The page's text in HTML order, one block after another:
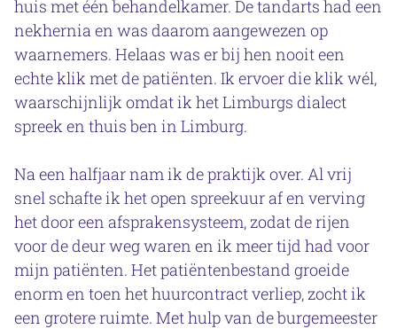
huis met één behandelkamer. De tandarts had een
nekhernia en was daarom aangewezen op
waarnemers. Helaas was er bij hen nooit een
echte klik met de patiënten. Ik ervoer die klik wél,
waarschijnlijk omdat ik het Limburgs dialect
spreek en thuis ben in Limburg.
Na een halfjaar nam ik de praktijk over. Al vrij
snel schafte ik het open spreekuur af en verving
het door een afsprakensysteem, zodat de rijen
voor de deur weg waren en ik meer tijd had voor
mijn patiënten. Het patiëntenbestand groeide
enorm en toen het huurcontract verliep, zocht ik
een grotere ruimte. Met hulp van de burgemeester